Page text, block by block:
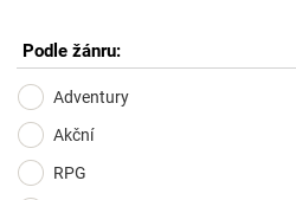
Podle žánru:
Adventury
Akční
RPG